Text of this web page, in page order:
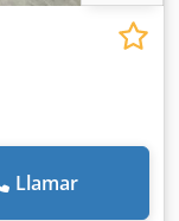
Llamar